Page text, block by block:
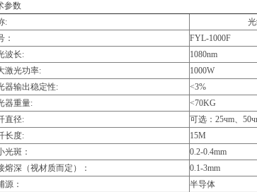
参数
:
：
FYL-1000F
波长:
1080nm
激光功率:
1000W
器输出稳定性:
<3%
器重量:
<70KG
直径:
可选：25чm、
长度:
15M
光斑：
0.2-0.4mm
熔深（视材质而定）：
0.1-3mm
源：
半导体